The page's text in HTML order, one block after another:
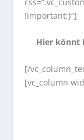
!important;}“]
Hier könnt
[/
[vc_column